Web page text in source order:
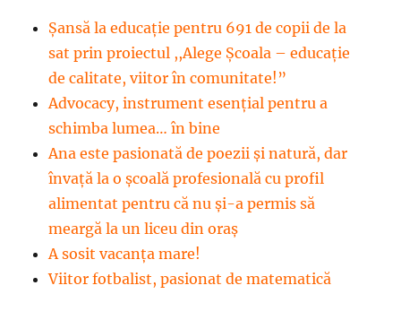
Șansă la educație pentru 691 de copii de la
sat prin proiectul ,,Alege Școala – educație
de calitate, viitor în comunitate!”
Advocacy, instrument esenţial pentru a
schimba lumea… în bine
Ana este pasionată de poezii și natură, dar
învață la o școală profesională cu profil
alimentat pentru că nu și-a permis să
meargă la un liceu din oraș
A sosit vacanța mare!
Viitor fotbalist, pasionat de matematică